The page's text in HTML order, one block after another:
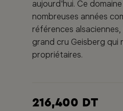
aujourd'hui. Ce
nombreuses années
références
grand cru Geisberg qui
propriétaires.
216,400 DT